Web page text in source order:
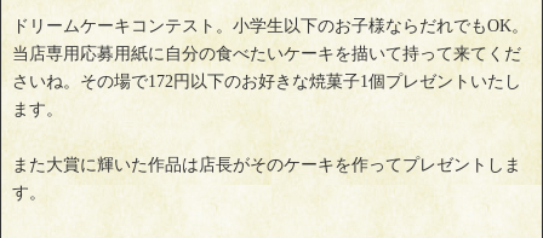
ドリームケーキコンテスト。小学生以下のお子様ならだれでもOK。
当店専用応募用紙に自分の食べたいケーキを描いて持って来てくだ
さいね。その場で172円以下のお好きな焼菓子1個プレゼントいたし
ます。
また大賞に輝いた作品は店長がそのケーキを作ってプレゼントしま
す。